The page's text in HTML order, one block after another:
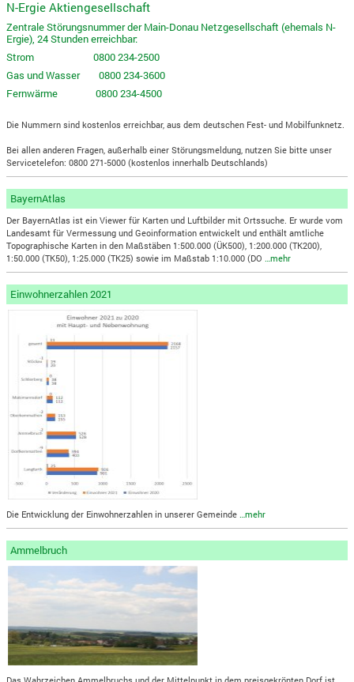
N-Ergie Aktiengesellschaft
Zentrale Störungsnummer der Main-Donau Netzgesellschaft (ehemals N-
Ergie), 24 Stunden erreichbar:
Strom 0800 234-2500
Gas und Wasser 0800 234-3600
Fernwärme 0800 234-4500
Die Nummern sind kostenlos erreichbar, aus dem deutschen Fest- und Mobilfunknetz.
Bei allen anderen Fragen, außerhalb einer Störungsmeldung, nutzen Sie bitte unser
Servicetelefon: 0800 271-5000 (kostenlos innerhalb Deutschlands)
BayernAtlas
Der BayernAtlas ist ein Viewer für Karten und Luftbilder mit Ortssuche. Er wurde vom
Landesamt für Vermessung und Geoinformation entwickelt und enthält amtliche
Topographische Karten in den Maßstäben 1:500.000 (ÜK500), 1:200.000 (TK200),
1:50.000 (TK50), 1:25.000 (TK25) sowie im Maßstab 1:10.000 (DO…mehr
Einwohnerzahlen 2021
Die Entwicklung der Einwohnerzahlen in unserer Gemeinde…mehr
Ammelbruch